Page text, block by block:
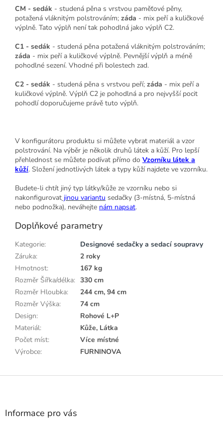
CM - sedák - studená pěna s vrstvou paměťové pěny,
potažená vláknitým polstrováním; záda - mix peří a kuličkové
výplně. Tato výplň není tak pohodlná jako výplň C2.
C1 - sedák - studená pěna potažená vláknitým polstrováním;
záda - mix peří a kuličkové výplně. Pevnější výplň a méně
pohodlné sezení. Vhodné při bolestech zad.
C2 - sedák - studená pěna s vrstvou peří; záda - mix peří a
kuličkové výplně. Výplň C2 je pohodlná a pro nejvyšší pocit
pohodlí doporučujeme právě tuto výplň.
V konfigurátoru produktu si můžete vybrat materiál a vzor
polstrování. Na výběr je několik druhů látek a kůží. Pro lepší
přehlednost se můžete podívat přímo do Vzorníku látek a
kůží. Složení jednotlivých látek a typy kůží najdete ve vzorníku.
Budete-li chtít jiný typ látky/kůže ze vzorníku nebo si
nakonfigurovat jinou variantu sedačky (3-místná, 5-místná
nebo podnožka), neváhejte nám napsat.
Doplňkové parametry
Kategorie:
Designové sedačky a sedací soupravy
Záruka:
2 roky
Hmotnost:
167 kg
Rozměr Šířka/délka: 330 cm
Rozměr Hloubka:
244 cm, 94 cm
Rozměr Výška:
74 cm
Design:
Rohové L+P
Materiál:
Kůže, Látka
Počet míst:
Více místné
Výrobce: FURNINOVA
Z
Informace pro vás